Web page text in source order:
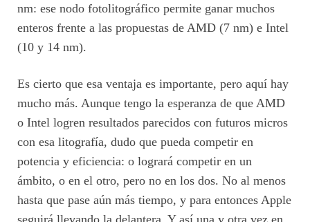
nm: ese nodo fotolitográfico permite ganar muchos
enteros frente a las propuestas de AMD (7 nm) e Intel
(10 y 14 nm).
Es cierto que esa ventaja es importante, pero aquí hay
mucho más. Aunque tengo la esperanza de que AMD
o Intel logren resultados parecidos con futuros micros
con esa litografía, dudo que pueda competir en
potencia y eficiencia: o logrará competir en un
ámbito, o en el otro, pero no en los dos. No al menos
hasta que pase aún más tiempo, y para entonces Apple
seguirá llevando la delantera. Y así una y otra vez en